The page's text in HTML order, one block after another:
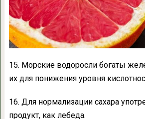
15. Морские водоросли богаты
их для понижения уровня
16. Для нормализации сахара
продукт, как лебеда.